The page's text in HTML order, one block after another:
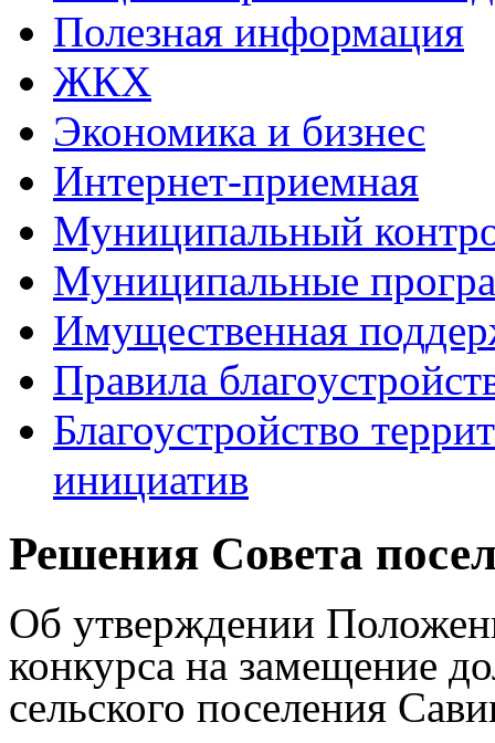
Полезная информация
ЖКХ
Экономика и бизнес
Интернет-приемная
Муниципальный
Муниципальные
Имущественная
Правила
Благоустройство
инициатив
Решения Совета
Об утверждении
конкурса на замещение
сельского поселения